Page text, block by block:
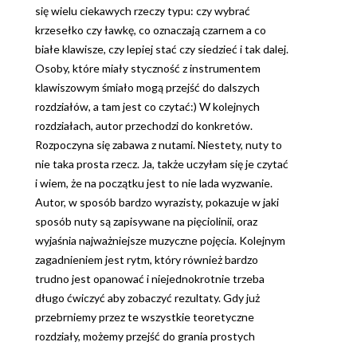
się wielu ciekawych rzeczy typu: czy wybrać
krzesełko czy ławkę, co oznaczają czarnem a co
białe klawisze, czy lepiej stać czy siedzieć i tak dalej.
Osoby, które miały styczność z instrumentem
klawiszowym śmiało mogą przejść do dalszych
rozdziałów, a tam jest co czytać:) W kolejnych
rozdziałach, autor przechodzi do konkretów.
Rozpoczyna się zabawa z nutami. Niestety, nuty to
nie taka prosta rzecz. Ja, także uczyłam się je czytać
i wiem, że na początku jest to nie lada wyzwanie.
Autor, w sposób bardzo wyrazisty, pokazuje w jaki
sposób nuty są zapisywane na pięciolinii, oraz
wyjaśnia najważniejsze muzyczne pojęcia. Kolejnym
zagadnieniem jest rytm, który również bardzo
trudno jest opanować i niejednokrotnie trzeba
długo ćwiczyć aby zobaczyć rezultaty. Gdy już
przebrniemy przez te wszystkie teoretyczne
rozdziały, możemy przejść do grania prostych